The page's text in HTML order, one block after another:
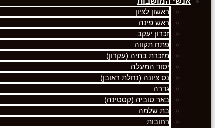
ראשון לציון
ראש פינה
זכרון יעקב
פתח תקווה
מזכרת בתיה (עקרון)
יסוד המעלה
נס ציונה (נחלת ראובן)
גדרה
באר טוביה (קסטינה)
בת שלמה
רחובות